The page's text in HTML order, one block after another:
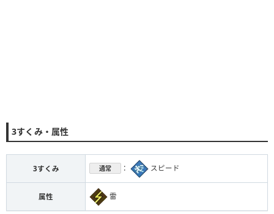
3すくみ・属性
3すくみ 通常 ： スピード
属性 雷